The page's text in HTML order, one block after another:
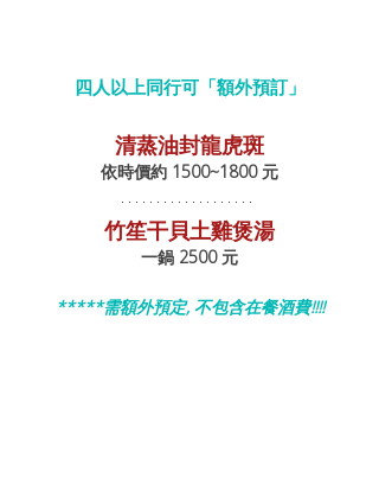
四人以上同行可「額外預訂」
清蒸油封龍虎斑
依時價約 1500~1800 元
竹笙干貝土雞煲湯
一鍋 2500 元
*****需額外預定, 不包含在餐酒費!!!!